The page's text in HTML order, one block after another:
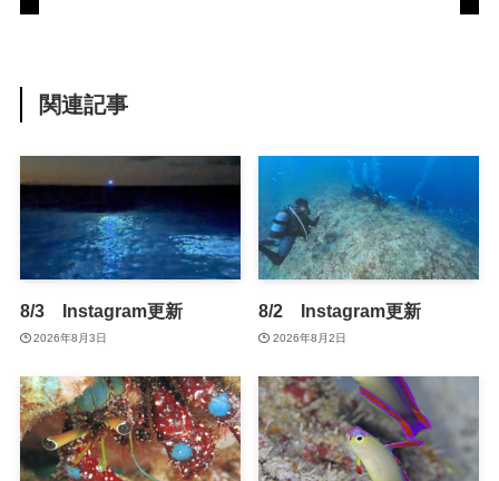
関連記事
8/3 Instagram更新
2026年8月3日
8/2 Instagram更新
2026年8月2日